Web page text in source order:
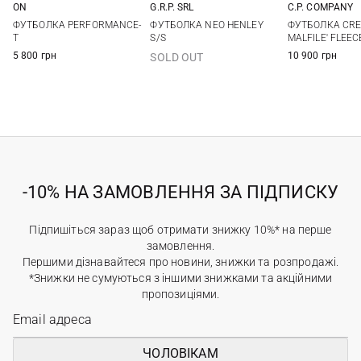
ON
ФУТБОЛКА PERFORMANCE-
T
5 800 грн
7
G.R.P. SRL
ФУТБОЛКА NEO HENLEY
S/S
SOLD OUT
C.P. COMPANY
ФУТБОЛКА
MALFILE'
10 900 грн
-10% НА ЗАМОВЛЕННЯ ЗА ПІДПИСКУ
Підпишіться зараз щоб отримати знижку 10%* на перше
замовлення.
Першими дізнавайтеся про новини, знижки та розпродажі.
*Знижки не сумуються з іншими знижками та акційними
пропозиціями.
ЧОЛОВІКАМ